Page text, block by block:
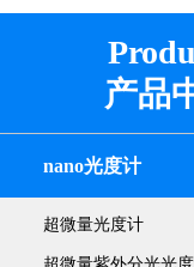
产品
nano光度计
超微量光度计